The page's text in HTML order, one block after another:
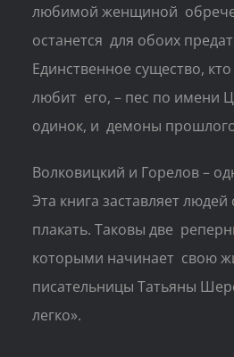
любимой женщиной
останется для обоих
Единственное существо,
любит его, – пес по имени
одинок, и демоны
Волковицкий и Горелов ­–
Эта книга заставляет людей
плакать. Таковы две
которыми начинает свою
писательницы Татьяны
легко».